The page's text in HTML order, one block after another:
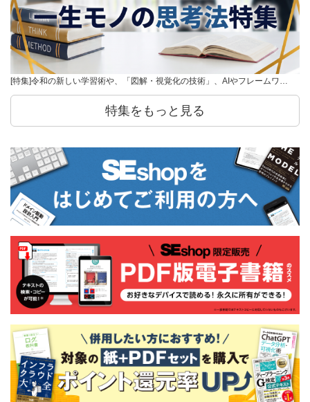
[特集]令和の新しい学習術や、「図解・視覚化の技術」、AIやフレームワ…
特集をもっと見る